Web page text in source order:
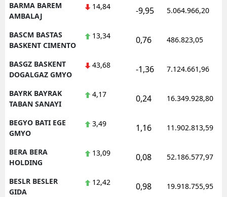
BARMA BAREM
AMBALAJ
14,84 -9,95 5.064.966,20
BASCM BASTAS
BASKENT CIMENTO
13,34 0,76 486.823,05
BASGZ BASKENT
DOGALGAZ GMYO
43,68 -1,36 7.124.661,96
BAYRK BAYRAK
TABAN SANAYI
4,17 0,24 16.349.928,80
BEGYO BATI EGE
GMYO
3,49 1,16 11.902.813,59
BERA BERA
HOLDING
13,09 0,08 52.186.577,97
BESLR BESLER
GIDA
12,42 0,98 19.918.755,95